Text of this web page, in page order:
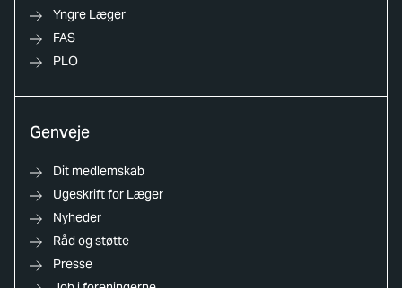
Yngre Læger
FAS
PLO
Genveje
Dit medlemskab
Ugeskrift for Læger
Nyheder
Råd og støtte
Presse